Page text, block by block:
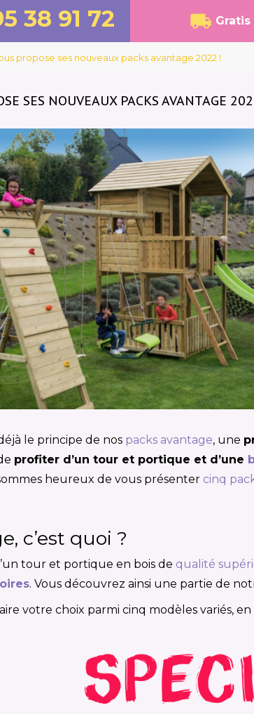
38 91 72
propose ses nouveaux packs avantage 2022 !
SES NOUVEAUX PACKS AVANTAGE
le principe de nos packs avantage, une
profiter d’un tour et portique et d’une
heureux de vous présenter cinq
c’est quoi ?
tour et portique en bois de qualité
. Vous découvrez ainsi une partie de
votre choix parmi cinq modèles variés,